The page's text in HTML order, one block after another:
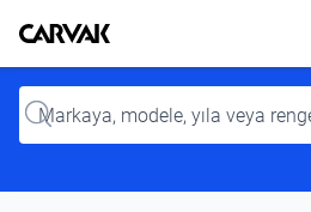
Kavak
Input